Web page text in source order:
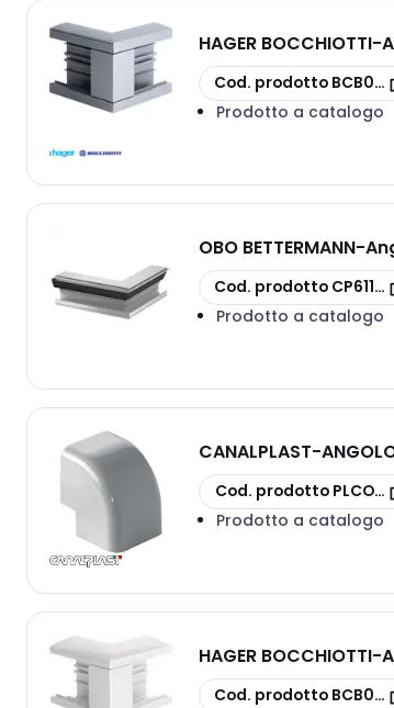
HAGER BOCCHIOTTI-
copia
Cod. prodotto
Prodotto a catalogo
OBO BETTERMANN-
copia
Cod. prodotto
Prodotto a catalogo
CANALPLAST-
copia
Cod. prodotto
Prodotto a catalogo
HAGER BOCCHIOTTI-
copia
Cod. prodotto